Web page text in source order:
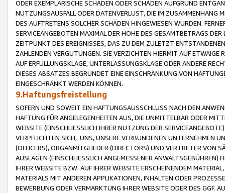
ODER EXEMPLARISCHE SCHÄDEN ODER SCHÄDEN AUFGRUND
NUTZUNGSAUSFALL ODER DATENVERLUST, DIE IM ZUSAMMENHANG
DES AUFTRETENS SOLCHER SCHÄDEN HINGEWIESEN WURDEN.
SERVICEANGEBOTEN MAXIMAL DER HÖHE DES GESAMTBETRAGS
ZEITPUNKT DES EREIGNISSES, DAS ZU DEM ZULETZT
ZAHLENDEN VERGÜTUNGEN. SIE VERZICHTEN HIERMIT AUF
AUF ERFÜLLUNGSKLAGE, UNTERLASSUNGSKLAGE ODER ANDERE
DIESES ABSATZES BEGRÜNDET EINE EINSCHRÄNKUNG VON
EINGESCHRÄNKT WERDEN KÖNNEN.
9.Haftungsfreistellung
SOFERN UND SOWEIT EIN HAFTUNGSAUSSCHLUSS NACH DEN
HAFTUNG FÜR ANGELEGENHEITEN AUS, DIE UNMITTELBAR ODER
WEBSITE (EINSCHLIESSLICH IHRER NUTZUNG DER
VERPFLICHTEN SICH, UNS, UNSERE VERBUNDENEN UNTERNEHMEN
(OFFICERS), ORGANMITGLIEDER (DIRECTORS) UND VERTRETER VON
AUSLAGEN (EINSCHLIESSLICH ANGEMESSENER
IHRER WEBSITE BZW. AUF IHRER WEBSITE ERSCHEINENDEM
MATERIALS MIT ANDEREN APPLIKATIONEN, INHALTEN ODER
BEWERBUNG ODER VERMARKTUNG IHRER WEBSITE ODER DES GGF.